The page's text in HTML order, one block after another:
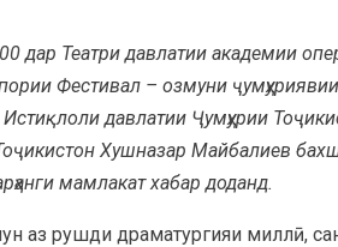
дар Театри давлатии академии
Фестивал – озмуни ҷумҳуриявии
давлатии Ҷумҳурии
Хушназар Майбалиев
мамлакат хабар доданд.
аз рушди драматургияи миллӣ,